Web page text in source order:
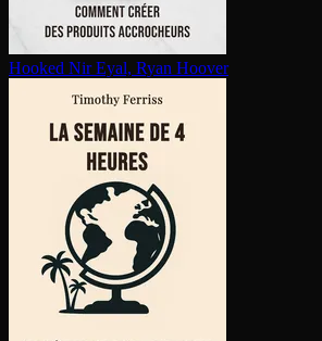
Hooked Nir Eyal, Ryan Hoover